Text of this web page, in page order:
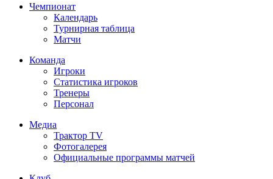
Чемпионат
Календарь
Турнирная таблица
Матчи
Команда
Игроки
Статистика игроков
Тренеры
Персонал
Медиа
Трактор TV
Фотогалерея
Официальные программы матчей